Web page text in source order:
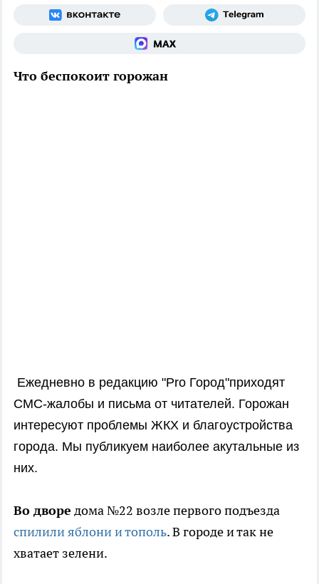
Что беспокоит горожан
Ежедневно в редакцию "Pro Город"приходят
СМС-жалобы и письма от читателей. Горожан
интересуют проблемы ЖКХ и благоустройства
города. Мы публикуем наиболее акутальные из
них.
Во дворе дома №22 возле первого подъезда
спилили яблони и тополь. В городе и так не
хватает зелени.